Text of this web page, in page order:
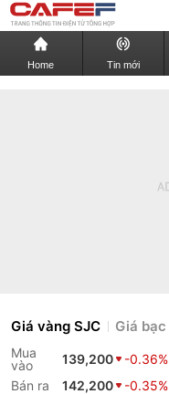
Home Tin mới
Giá vàng SJC Giá bạc
Mua
vào
139,200
-0.36%
Bán ra
142,200 -0.35%